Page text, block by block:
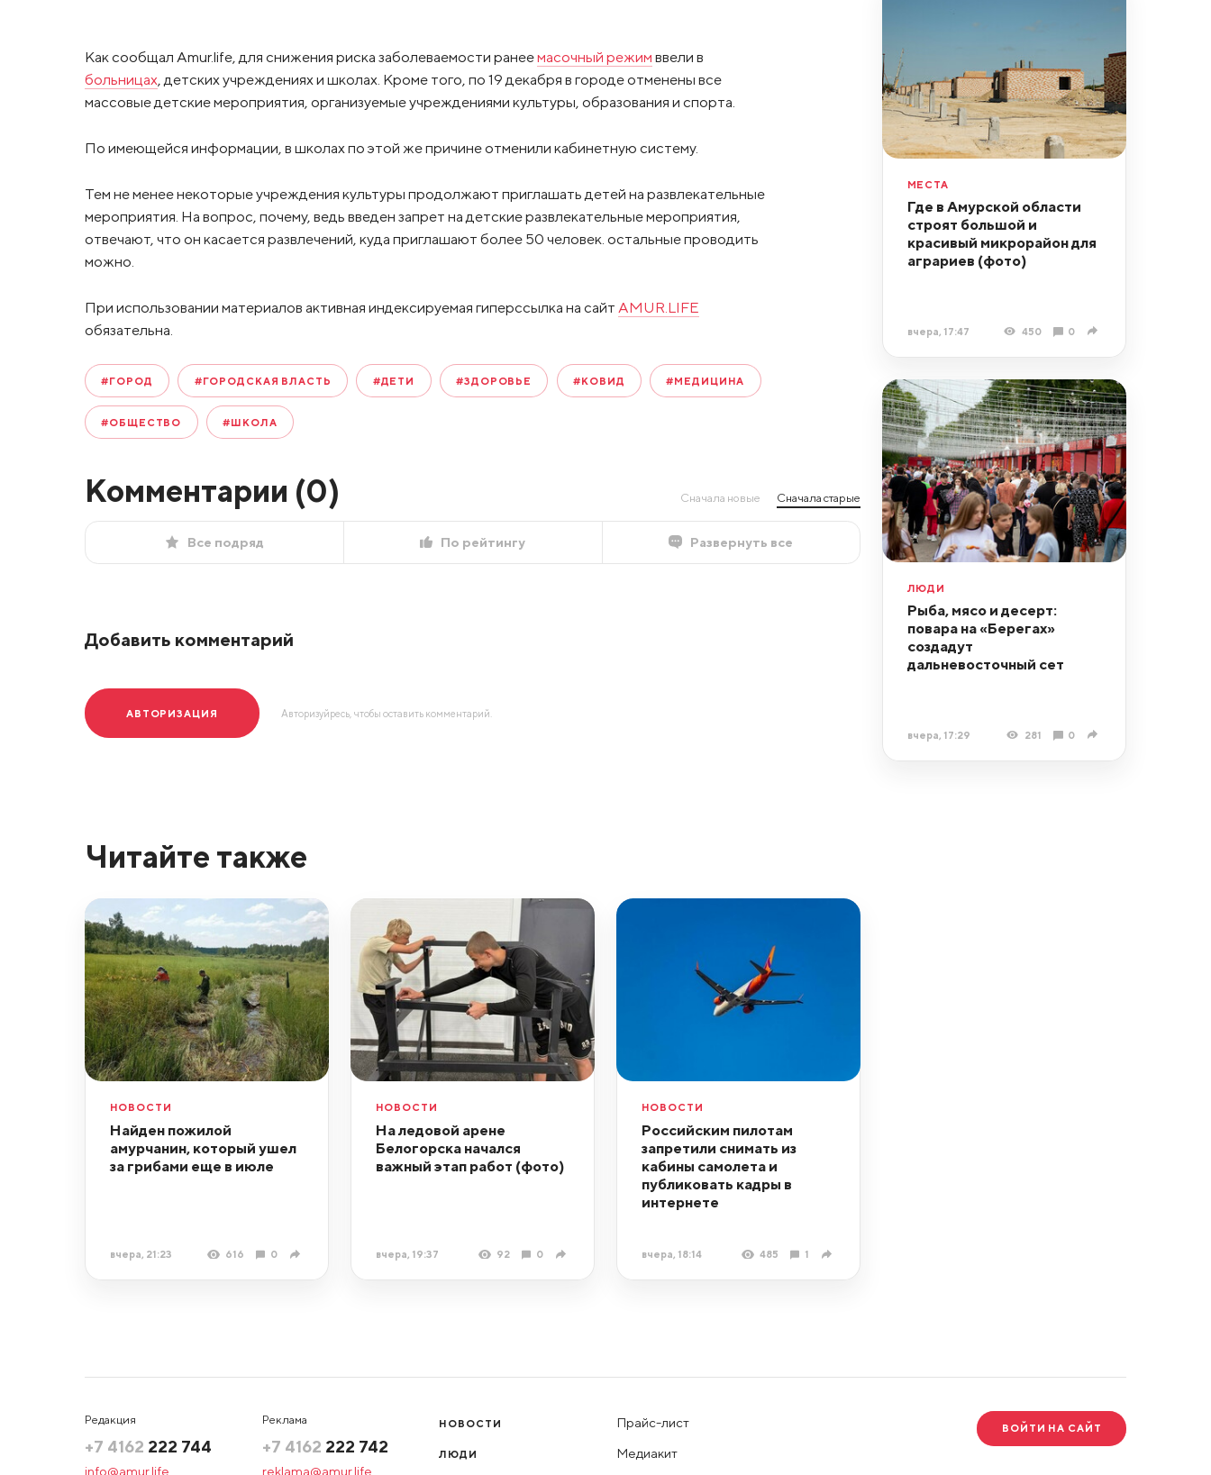
Как сообщал Amur.life, для снижения риска заболеваемости ранеемасочный режим ввели в
больницах, детских учреждениях и школах. Кроме того, по 19 декабря в городе отменены все
массовые детские мероприятия, организуемые учреждениями культуры, образования и спорта.
По имеющейся информации, в школах по этой же причине отменили кабинетную систему.
Тем не менее некоторые учреждения культуры продолжают приглашать детей на развлекательные
мероприятия. На вопрос, почему, ведь введен запрет на детские развлекательные мероприятия,
отвечают, что он касается развлечений, куда приглашают более 50 человек. остальные проводить
можно.
При использовании материалов активная индексируемая гиперссылка на сайт AMUR.LIFE
обязательна.
#ГОРОД #ГОРОДСКАЯ ВЛАСТЬ #ДЕТИ #ЗДОРОВЬЕ #КОВИД #МЕДИЦИНА
#ОБЩЕСТВО #ШКОЛА
Комментарии (0) Сначала новые Сначала старые
Все подряд По рейтингу Развернуть все
Добавить комментарий
АВТОРИЗАЦИЯ Авторизуйресь, чтобы оставить комментарий.
МЕСТА
Где в Амурской области
строят большой и
красивый микрорайон для
аграриев (фото)
вчера, 17:47 450 0
ЛЮДИ
Рыба, мясо и десерт:
повара на «Берегах»
создадут
дальневосточный сет
вчера, 17:29 281 0
Читайте также
НОВОСТИ
Найден пожилой
амурчанин, который ушел
за грибами еще в июле
вчера, 21:23 616 0
НОВОСТИ
На ледовой арене
Белогорска начался
важный этап работ (фото)
вчера, 19:37 92 0
НОВОСТИ
Российским пилотам
запретили снимать из
кабины самолета и
публиковать кадры в
интернете
вчера, 18:14 485 1
Редакция
+7 4162 222 744
info@amur.life
Реклама
+7 4162 222 742
reklama@amur.life
НОВОСТИ
ЛЮДИ
Прайс-лист
Медиакит
ВОЙТИ НА САЙТ